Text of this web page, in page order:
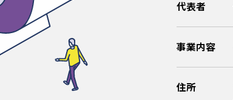
代表者
事業内容
住所